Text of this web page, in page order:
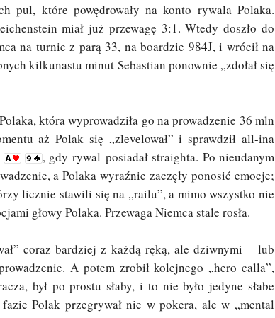
pul, które powędrowały na konto rywala Polaka.
miał już przewagę 3:1. Wtedy doszło do
na turnie z parą 33, na boardzie 984J, i wrócił na
kilkunastu minut Sebastian ponownie „zdołał się
która wyprowadziła go na prowadzenie 36 mln
aż Polak się „zlevelował” i sprawdził all-ina
, gdy rywal posiadał straighta. Po nieudanym
a Polaka wyraźnie zaczęły ponosić emocje;
licznie stawili się na „railu”, a mimo wszystko nie
głowy Polaka. Przewaga Niemca stale rosła.
coraz bardziej z każdą ręką, ale dziwnymi – lub
A potem zrobił kolejnego „hero calla”,
był po prostu słaby, i to nie było jedyne słabe
Polak przegrywał nie w pokera, ale w „mental